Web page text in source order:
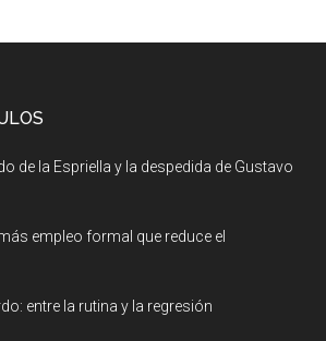
de la Espriella y la despedida de Gustavo
empleo formal que reduce el
entre la rutina y la regresión